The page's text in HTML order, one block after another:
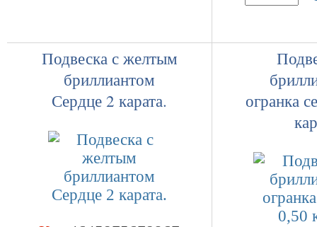
Подвеска с желтым
бриллиантом
Сердце 2 карата.
огранка